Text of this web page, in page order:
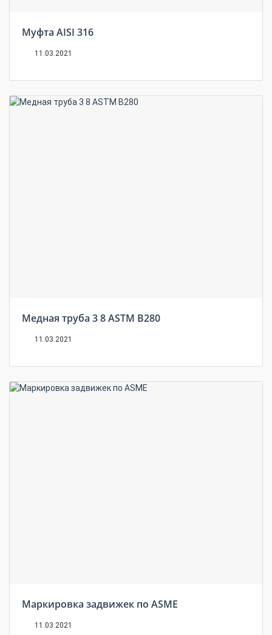
Муфта AISI 316
11.03.2021
Медная труба 3 8 ASTM B280
11.03.2021
Маркировка задвижек по ASME
11.03.2021